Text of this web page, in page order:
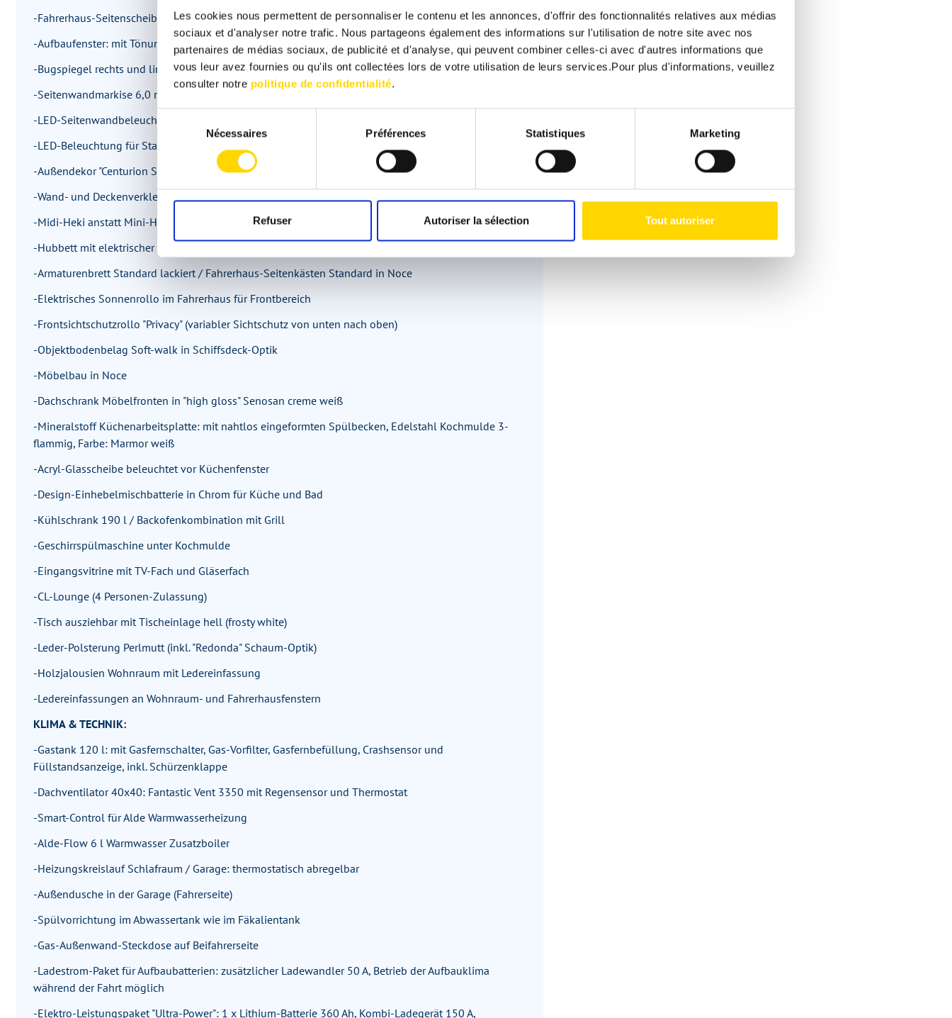
Les cookies nous permettent de personnaliser le contenu et les annonces, d'offrir des fonctionnalités relatives aux médias
sociaux et d'analyser notre trafic. Nous partageons également des informations sur l'utilisation de notre site avec nos
partenaires de médias sociaux, de publicité et d'analyse, qui peuvent combiner celles-ci avec d'autres informations que
vous leur avez fournies ou qu'ils ont collectées lors de votre utilisation de leurs services.Pour plus d'informations, veuillez
consulter notre politique de confidentialité.
consentement
Nécessaires Préférences Statistiques Marketing
Refuser Autoriser la sélection Tout autoriser
-Fahrerhaus-Seitenscheiben: isolierverglast mit mechanischer Betätigung
-Aufbaufenster: mit Tönung privacy black
-Bugspiegel rechts und links für Reisebus-Außenspiegel
-Seitenwandmarkise 6,0 m, elektrisch
-LED-Seitenwandbeleuchtung unterhalb der Markise
-LED-Beleuchtung für Stauräume im Doppelboden
-Außendekor "Centurion Style"
-Wand- und Deckenverkleidung: mit farblich abgestimmter hochwertiger Mikrofaserverkleidung
-Midi-Heki anstatt Mini-Heki (Schlafraum)
-Hubbett mit elektrischer Betätigung und Unterfederung
-Armaturenbrett Standard lackiert / Fahrerhaus-Seitenkästen Standard in Noce
-Elektrisches Sonnenrollo im Fahrerhaus für Frontbereich
-Frontsichtschutzrollo "Privacy" (variabler Sichtschutz von unten nach oben)
-Objektbodenbelag Soft-walk in Schiffsdeck-Optik
-Möbelbau in Noce
-Dachschrank Möbelfronten in "high gloss" Senosan creme weiß
-Mineralstoff Küchenarbeitsplatte: mit nahtlos eingeformten Spülbecken, Edelstahl Kochmulde 3-
flammig, Farbe: Marmor weiß
-Acryl-Glasscheibe beleuchtet vor Küchenfenster
-Design-Einhebelmischbatterie in Chrom für Küche und Bad
-Kühlschrank 190 l / Backofenkombination mit Grill
-Geschirrspülmaschine unter Kochmulde
-Eingangsvitrine mit TV-Fach und Gläserfach
-CL-Lounge (4 Personen-Zulassung)
-Tisch ausziehbar mit Tischeinlage hell (frosty white)
-Leder-Polsterung Perlmutt (inkl. "Redonda" Schaum-Optik)
-Holzjalousien Wohnraum mit Ledereinfassung
-Ledereinfassungen an Wohnraum- und Fahrerhausfenstern
KLIMA & TECHNIK:
-Gastank 120 l: mit Gasfernschalter, Gas-Vorfilter, Gasfernbefüllung, Crashsensor und
Füllstandsanzeige, inkl. Schürzenklappe
-Dachventilator 40x40: Fantastic Vent 3350 mit Regensensor und Thermostat
-Smart-Control für Alde Warmwasserheizung
-Alde-Flow 6 l Warmwasser Zusatzboiler
-Heizungskreislauf Schlafraum / Garage: thermostatisch abregelbar
-Außendusche in der Garage (Fahrerseite)
-Spülvorrichtung im Abwassertank wie im Fäkalientank
-Gas-Außenwand-Steckdose auf Beifahrerseite
-Ladestrom-Paket für Aufbaubatterien: zusätzlicher Ladewandler 50 A, Betrieb der Aufbauklima
während der Fahrt möglich
-Elektro-Leistungspaket "Ultra-Power": 1 x Lithium-Batterie 360 Ah, Kombi-Ladegerät 150 A,